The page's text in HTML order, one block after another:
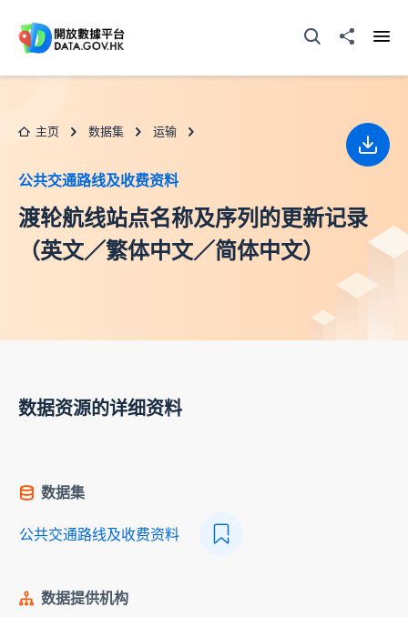
打开搜寻器分享至
主页 数据集 运输
公共交通路线及收费资料
渡轮航线站点名称及序列的更新记录
（英文／繁体中文／简体中文）
下载
数据资源的详细资料
数据集
公共交通路线及收费资料
数据提供机构